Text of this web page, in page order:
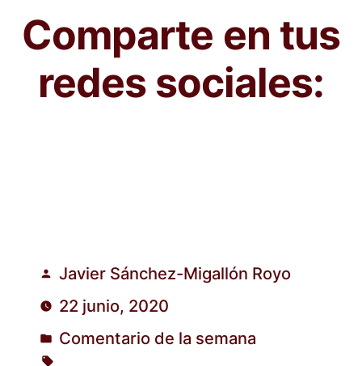
Comparte en tus
redes sociales:
Publicado
por
Javier Sánchez-Migallón Royo
22 junio, 2020
Publicado
Comentario de la semana